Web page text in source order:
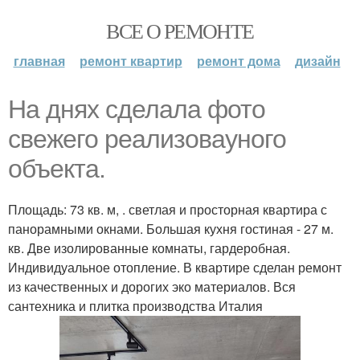
ВСЕ О РЕМОНТЕ
главная ремонт квартир ремонт дома дизайн
На днях сделала фото
свежего реализоваyного
объекта.
Площадь: 73 кв. м, . светлая и просторная квартира с
панорамными окнами. Большая кухня гостиная - 27 м.
кв. Две изолированные комнаты, гардеробная.
Индивидуальное отопление. В квартире сделан ремонт
из качественных и дорогих эко материалов. Вся
сантехника и плитка производства Италия